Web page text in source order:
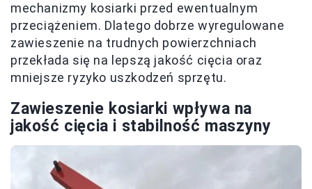
mechanizmy kosiarki przed ewentualnym
przeciążeniem. Dlatego dobrze wyregulowane
zawieszenie na trudnych powierzchniach
przekłada się na lepszą jakość cięcia oraz
mniejsze ryzyko uszkodzeń sprzętu.
Zawieszenie kosiarki wpływa na
jakość cięcia i stabilność maszyny